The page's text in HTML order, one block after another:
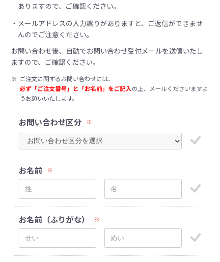
ありますので、ご確認ください。
メールアドレスの入力誤りがありますと、ご返信ができませ
んのでご注意ください。
お問い合わせ後、自動でお問い合わせ受付メールを送信いたし
ますので、ご確認ください。
※ ご注文に関するお問い合わせには、
必ず「ご注文番号」と「お名前」をご記入の上、メールくださいますよ
うお願いいたします。
お問い合わせ区分 ※
お名前 ※
お名前（ふりがな） ※